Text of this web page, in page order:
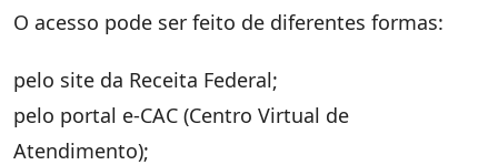
O acesso pode ser feito de diferentes formas:
pelo site da Receita Federal;
pelo portal e-CAC (Centro Virtual de
Atendimento);